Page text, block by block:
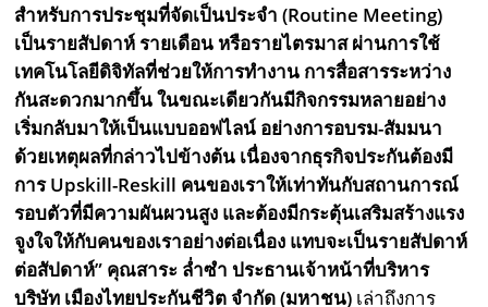
สำหรับการประชุมที่จัดเป็นประจำ (Routine Meeting)
เป็นรายสัปดาห์ รายเดือน หรือรายไตรมาส ผ่านการใช้
เทคโนโลยีดิจิทัลที่ช่วยให้การทำงาน การสื่อสารระหว่าง
กันสะดวกมากขึ้น ในขณะเดียวกันมีกิจกรรมหลายอย่าง
เริ่มกลับมาให้เป็นแบบออฟไลน์ อย่างการอบรม-สัมมนา
ด้วยเหตุผลที่กล่าวไปข้างต้น เนื่องจากธุรกิจประกันต้องมี
การ Upskill-Reskill คนของเราให้เท่าทันกับสถานการณ์
รอบตัวที่มีความผันผวนสูง และต้องมีกระตุ้นเสริมสร้างแรง
จูงใจให้กับคนของเราอย่างต่อเนื่อง แทบจะเป็นรายสัปดาห์
ต่อสัปดาห์” คุณสาระ ล่ำซำ ประธานเจ้าหน้าที่บริหาร
บริษัท เมืองไทยประกันชีวิต จำกัด (มหาชน) เล่าถึงการ